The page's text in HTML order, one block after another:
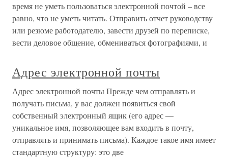
время не уметь пользоваться электронной почтой – все
равно, что не уметь читать. Отправить отчет руководству
или резюме работодателю, завести друзей по переписке,
вести деловое общение, обмениваться фотографиями, и
Адрес электронной почты
Адрес электронной почты Прежде чем отправлять и
получать письма, у вас должен появиться свой
собственный электронный ящик (его адрес —
уникальное имя, позволяющее вам входить в почту,
отправлять и принимать письма). Каждое такое имя имеет
стандартную структуру: это две